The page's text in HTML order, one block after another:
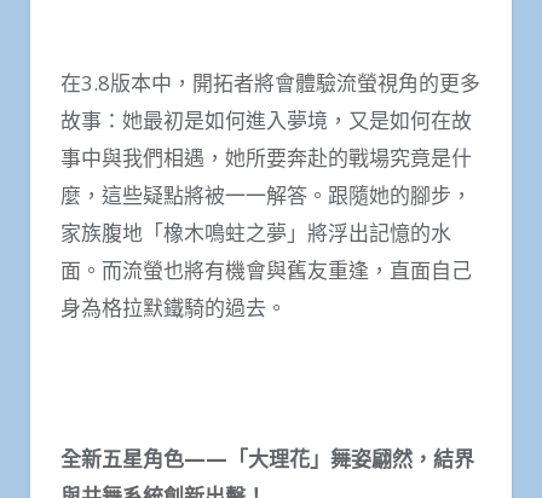
在3.8版本中，開拓者將會體驗流螢視角的更多
故事：她最初是如何進入夢境，又是如何在故
事中與我們相遇，她所要奔赴的戰場究竟是什
麼，這些疑點將被一一解答。跟隨她的腳步，
家族腹地「橡木鳴蛀之夢」將浮出記憶的水
面。而流螢也將有機會與舊友重逢，直面自己
身為格拉默鐵騎的過去。
全新五星角色——「大理花」舞姿翩然，結界